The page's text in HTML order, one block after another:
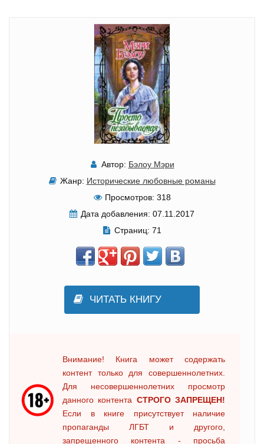
Автор: Бэлоу Мэри
Жанр: Исторические любовные романы
Просмотров: 318
Дата добавления: 07.11.2017
Страниц: 71
ЧИТАТЬ КНИГУ
Внимание! Книга может содержать
контент только для совершеннолетних.
Для несовершеннолетних просмотр
данного контента СТРОГО ЗАПРЕЩЕН!
Если в книге присутствует наличие
пропаганды ЛГБТ и другого,
запрещенного контента - просьба